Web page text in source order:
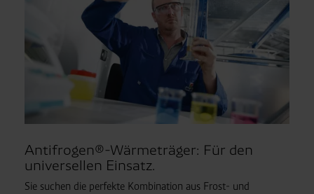
Antifrogen®-Wärmeträger: Für den
universellen Einsatz.
Sie suchen die perfekte Kombination aus Frost- und